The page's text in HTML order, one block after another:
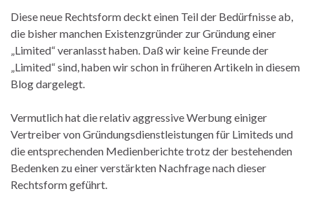
Diese neue Rechtsform deckt einen Teil der Bedürfnisse ab,
die bisher manchen Existenzgründer zur Gründung einer
„Limited“ veranlasst haben. Daß wir keine Freunde der
„Limited“ sind, haben wir schon in früheren Artikeln in diesem
Blog dargelegt.
Vermutlich hat die relativ aggressive Werbung einiger
Vertreiber von Gründungsdienstleistungen für Limiteds und
die entsprechenden Medienberichte trotz der bestehenden
Bedenken zu einer verstärkten Nachfrage nach dieser
Rechtsform geführt.